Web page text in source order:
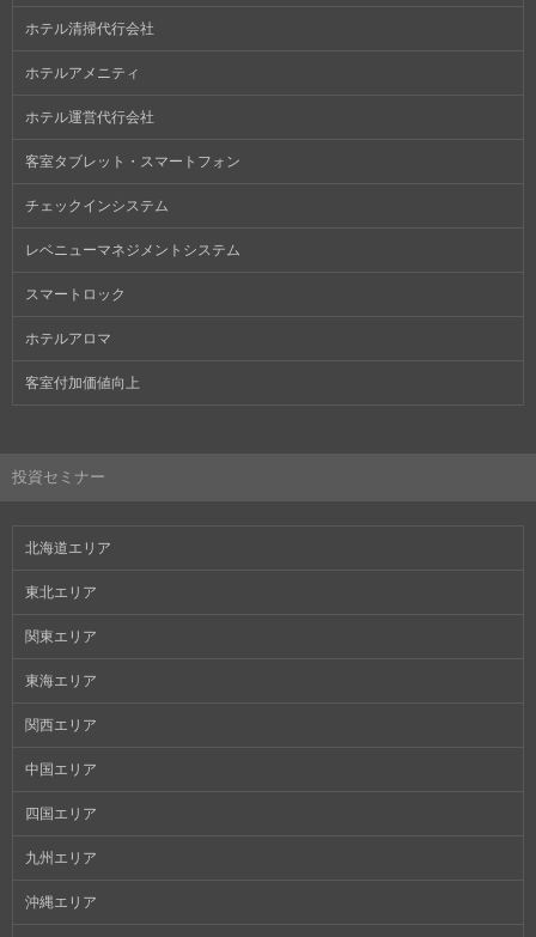
ホテル清掃代行会社
ホテルアメニティ
ホテル運営代行会社
客室タブレット・スマートフォン
チェックインシステム
レベニューマネジメントシステム
スマートロック
ホテルアロマ
客室付加価値向上
投資セミナー
北海道エリア
東北エリア
関東エリア
東海エリア
関西エリア
中国エリア
四国エリア
九州エリア
沖縄エリア